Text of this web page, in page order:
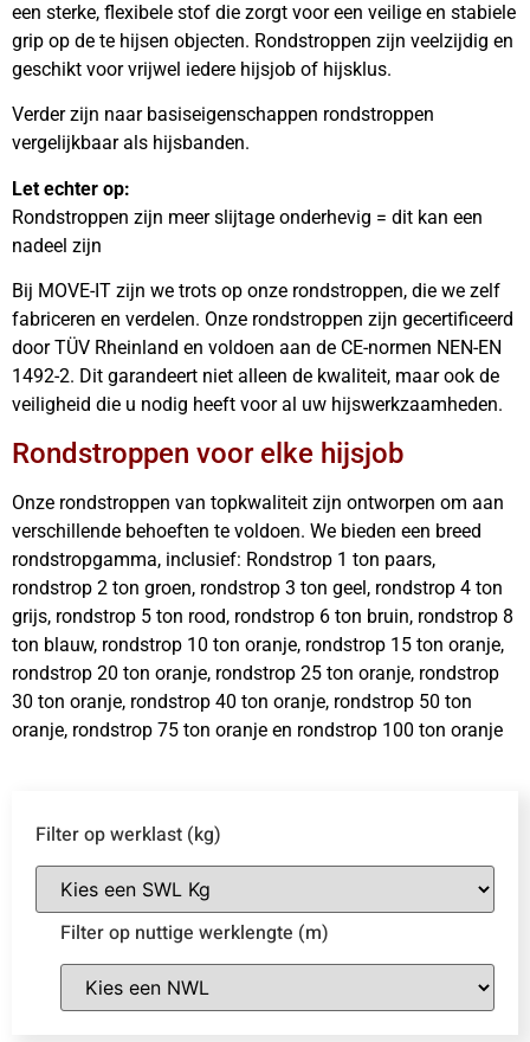
een sterke, flexibele stof die zorgt voor een veilige en stabiele
grip op de te hijsen objecten. Rondstroppen zijn veelzijdig en
geschikt voor vrijwel iedere hijsjob of hijsklus.
Verder zijn naar basiseigenschappen rondstroppen
vergelijkbaar als hijsbanden.
Let echter op:
Rondstroppen zijn meer slijtage onderhevig = dit kan een
nadeel zijn
Bij MOVE-IT zijn we trots op onze rondstroppen, die we zelf
fabriceren en verdelen. Onze rondstroppen zijn gecertificeerd
door TÜV Rheinland en voldoen aan de CE-normen NEN-EN
1492-2. Dit garandeert niet alleen de kwaliteit, maar ook de
veiligheid die u nodig heeft voor al uw hijswerkzaamheden.
Rondstroppen voor elke hijsjob
Onze rondstroppen van topkwaliteit zijn ontworpen om aan
verschillende behoeften te voldoen. We bieden een breed
rondstropgamma, inclusief: Rondstrop 1 ton paars,
rondstrop 2 ton groen, rondstrop 3 ton geel, rondstrop 4 ton
grijs, rondstrop 5 ton rood, rondstrop 6 ton bruin, rondstrop 8
ton blauw, rondstrop 10 ton oranje, rondstrop 15 ton oranje,
rondstrop 20 ton oranje, rondstrop 25 ton oranje, rondstrop
30 ton oranje, rondstrop 40 ton oranje, rondstrop 50 ton
oranje, rondstrop 75 ton oranje en rondstrop 100 ton oranje
Filter op werklast (kg)
Filter op nuttige werklengte (m)